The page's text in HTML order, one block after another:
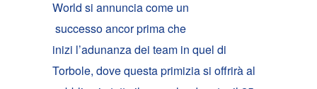
World si annuncia come un
successo ancor prima che
inizi l’adunanza dei team in quel di
Torbole, dove questa primizia si offrirà al